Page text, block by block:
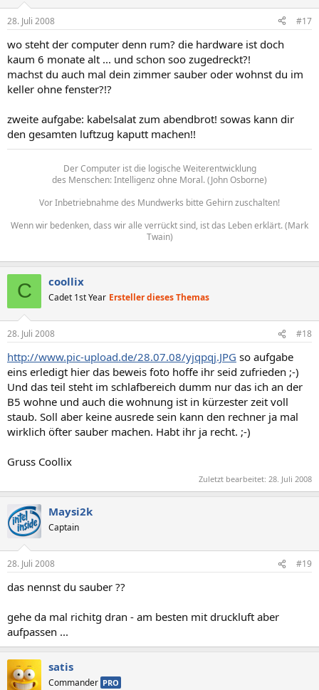
28. Juli 2008 #17
wo steht der computer denn rum? die hardware ist doch
kaum 6 monate alt ... und schon soo zugedreckt?!
machst du auch mal dein zimmer sauber oder wohnst du im
keller ohne fenster?!?
zweite aufgabe: kabelsalat zum abendbrot! sowas kann dir
den gesamten luftzug kaputt machen!!
Der Computer ist die logische Weiterentwicklung
des Menschen: Intelligenz ohne Moral. (John Osborne)
Vor Inbetriebnahme des Mundwerks bitte Gehirn zuschalten!
Wenn wir bedenken, dass wir alle verrückt sind, ist das Leben erklärt. (Mark
Twain)
C coollix
Cadet 1st Year Ersteller dieses Themas
28. Juli 2008 #18
http://www.pic-upload.de/28.07.08/yjqpqj.JPG so aufgabe
eins erledigt hier das beweis foto hoffe ihr seid zufrieden ;-)
Und das teil steht im schlafbereich dumm nur das ich an der
B5 wohne und auch die wohnung ist in kürzester zeit voll
staub. Soll aber keine ausrede sein kann den rechner ja mal
wirklich öfter sauber machen. Habt ihr ja recht. ;-)
Gruss Coollix
Zuletzt bearbeitet: 28. Juli 2008
Maysi2k
Captain
28. Juli 2008 #19
das nennst du sauber ??
gehe da mal richitg dran - am besten mit druckluft aber
aufpassen ...
satis
Commander PRO